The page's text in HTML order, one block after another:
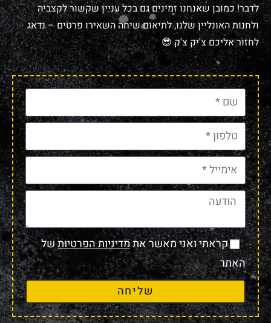
לדבר! כמובן שאנחנו זמינים גם בכל עניין שקשור לקצביה
ולחנות האונליין שלנו, לתיאום שיחה השאירו פרטים – נדאג
לחזור אליכם צ'יק צ'ק 😎
קראתי ואני מאשר אתמדיניות הפרטיותשל
האתר
שליחה